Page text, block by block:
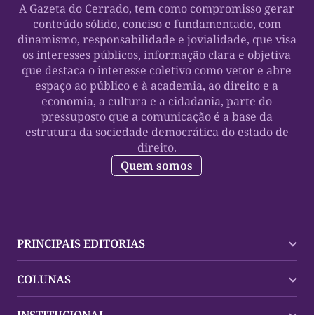
A Gazeta do Cerrado, tem como compromisso gerar
conteúdo sólido, conciso e fundamentado, com
dinamismo, responsabilidade e jovialidade, que visa
os interesses públicos, informação clara e objetiva
que destaca o interesse coletivo como vetor e abre
espaço ao público e à academia, ao direito e a
economia, a cultura e a cidadania, parte do
pressuposto que a comunicação é a base da
estrutura da sociedade democrática do estado de
direito.
Quem somos
PRINCIPAIS EDITORIAS
Últimas Notícias
Palmas
COLUNAS
Trocando em Miúdos